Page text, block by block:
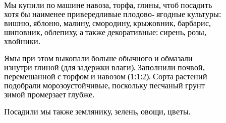
Мы купили по машине навоза, торфа, глины, чтоб посадить
хотя бы наименее привередливые плодово- ягодные культуры:
вишню, яблоню, малину, смородину, крыжовник, барбарис,
шиповник, облепиху, а также декоративные: сирень, розы,
хвойники.
Ямы при этом выкопали больше обычного и обмазали
изнутри глиной (для задержки влаги). Заполнили почвой,
перемешанной с торфом и навозом (1:1:2). Сорта растений
подобрали морозоустойчивые, поскольку песчаный грунт
зимой промерзает глубже.
Посадили мы также землянику, зелень, овощи, цветы.